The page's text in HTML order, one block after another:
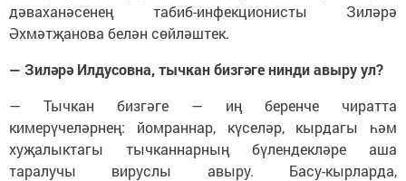
дәваханәсенең табиб-инфекционисты Зиләрә
Әхмәтҗанова белән сөйләштек.
— Зиләрә Илдусовна, тычкан бизгәге нинди авыру ул?
— Тычкан бизгәге — иң беренче чиратта
кимерүчеләрнең: йомраннар, күселәр, кырдагы һәм
хуҗалыктагы тычканнарның бүлендекләре аша
таралучы вируслы авыру. Басу-кырларда,